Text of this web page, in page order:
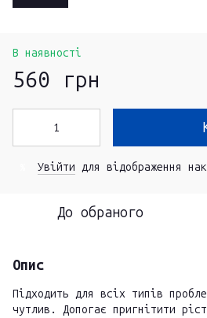
В наявності
560 грн
Увійти для відображення
До обраного
Опис
Підходить для всіх типів
чутлив. Допогає пригнітити